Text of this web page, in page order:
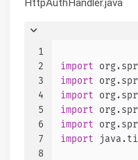
HttpAuthHandler.java
1
2
3
4
5
6
7
8
import
import
import
import
import
import